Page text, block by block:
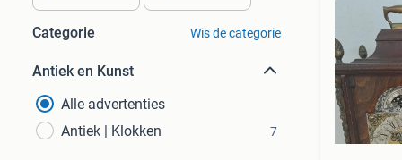
Categorie Wis de categorie
Antiek en Kunst
Alle advertenties
Antiek | Klokken
7